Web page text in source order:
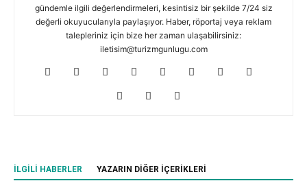
gündemle ilgili değerlendirmeleri, kesintisiz bir şekilde 7/24 siz
değerli okuyucularıyla paylaşıyor. Haber, röportaj veya reklam
talepleriniz için bize her zaman ulaşabilirsiniz:
iletisim@turizmgunlugu.com
İLGILI HABERLER YAZARIN DIĞER İÇERIKLERI